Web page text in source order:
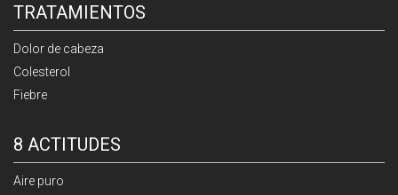
TRATAMIENTOS
Dolor de cabeza
Colesterol
Fiebre
8 ACTITUDES
Aire puro